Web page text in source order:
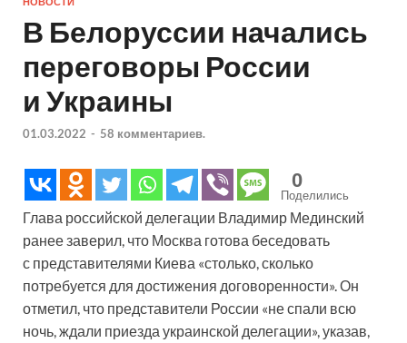
В Белоруссии начались
переговоры России
и Украины
01.03.2022 - 58 комментариев.
0
Поделились
Глава российской делегации Владимир Мединский
ранее заверил, что Москва готова беседовать
с представителями Киева «столько, сколько
потребуется для достижения договоренности». Он
отметил, что представители России «не спали всю
ночь, ждали приезда украинской делегации», указав,